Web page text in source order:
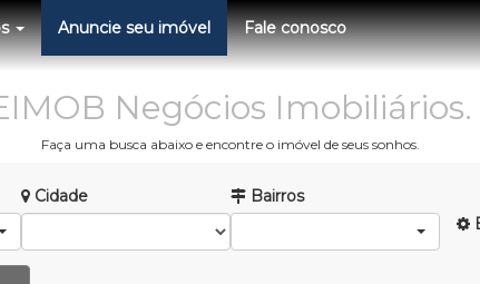
Anuncie seu imóvel Fale conosco
Negócios Imobiliários.
Faça uma busca abaixo e encontre o imóvel de seus sonhos.
Cidade
Bairros